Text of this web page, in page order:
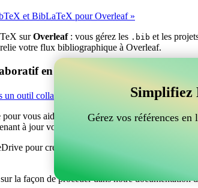
et BibLaTeX pour Overleaf »
surOverleaf: vous gérez les .bib et les
votre flux bibliographique à Overleaf.
en ligne pour gérer vos
un outil collaboratif en ligne pour gérer vos
vous aider à gérer vos références, citations
à jour vos entrées BibTeX dans votre projet
pour créer des bibliographies et des
la façon de procéder dans notre documentation
Simplifiez
Gérez vos références